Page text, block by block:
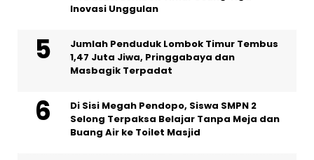
Inovasi Unggulan
Jumlah Penduduk Lombok Timur Tembus
1,47 Juta Jiwa, Pringgabaya dan
Masbagik Terpadat
Di Sisi Megah Pendopo, Siswa SMPN 2
Selong Terpaksa Belajar Tanpa Meja dan
Buang Air ke Toilet Masjid